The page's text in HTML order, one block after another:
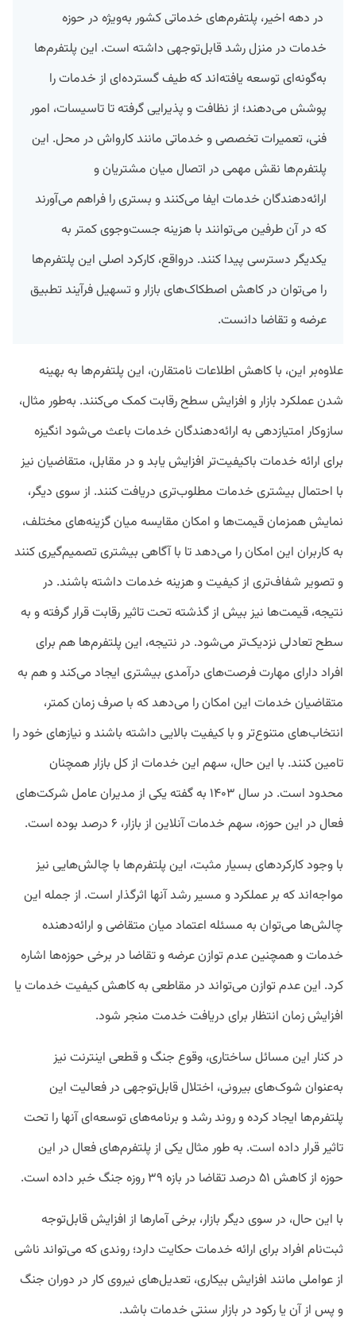
در دهه اخیر، پلتفرم‌های خدماتی کشور به‌ویژه در حوزه
خدمات در منزل رشد قابل‌توجهی داشته‌ است. این پلتفرم‌ها
به‌گونه‌ای توسعه یافته‌اند که طیف گسترده‌ای از خدمات را
پوشش می‌دهند؛ از نظافت و پذیرایی گرفته تا تاسیسات، امور
فنی، تعمیرات تخصصی و خدماتی مانند کارواش در محل. این
پلتفرم‌ها نقش مهمی در اتصال میان مشتریان و
ارائه‌دهندگان خدمات ایفا می‌کنند و بستری را فراهم می‌آورند
که در آن طرفین می‌توانند با هزینه جست‌وجوی کمتر به
یکدیگر دسترسی پیدا کنند. درواقع، کارکرد اصلی این پلتفرم‌ها
را می‌توان در کاهش اصطکاک‌های بازار و تسهیل فرآیند تطبیق
عرضه و تقاضا دانست.
علاوه‌بر این، با کاهش اطلاعات نامتقارن، این پلتفرم‌ها به بهینه‌
شدن عملکرد بازار و افزایش سطح رقابت کمک می‌کنند. به‌طور مثال،
سازوکار امتیازدهی به ارائه‌دهندگان خدمات باعث می‌شود انگیزه
برای ارائه خدمات باکیفیت‌تر افزایش یابد و در مقابل، متقاضیان نیز
با احتمال بیشتری خدمات مطلوب‌تری دریافت کنند. از سوی دیگر،
نمایش همزمان قیمت‌ها و امکان مقایسه میان گزینه‌های مختلف،
به کاربران این امکان را می‌دهد تا با آگاهی بیشتری تصمیم‌گیری کنند
و تصویر شفاف‌تری از کیفیت و هزینه خدمات داشته باشند. در
نتیجه، قیمت‌ها نیز بیش از گذشته تحت تاثیر رقابت قرار گرفته و به
سطح تعادلی نزدیک‌تر می‌شود. در نتیجه، این پلتفرم‌ها هم برای
افراد دارای مهارت فرصت‌های درآمدی بیشتری ایجاد می‌کند و هم به
متقاضیان خدمات این امکان را می‌دهد که با صرف زمان کمتر،
انتخاب‌های متنوع‌تر و با کیفیت بالایی داشته باشند و نیازهای خود را
تامین کنند. با این حال، سهم این خدمات از کل بازار همچنان
محدود است. در سال ۱۴۰۳ به گفته یکی از مدیران عامل شرکت‌های
فعال در این حوزه، سهم خدمات آنلاین از بازار، ۶ درصد بوده است.
با وجود کارکردهای بسیار مثبت، این پلتفرم‌ها با چالش‌هایی نیز
مواجه‌اند که بر عملکرد و مسیر رشد آنها اثرگذار است. از جمله این
چالش‌ها می‌توان به مسئله اعتماد میان متقاضی و ارائه‌دهنده
خدمات و همچنین عدم توازن عرضه و تقاضا در برخی حوزه‌ها اشاره
کرد. این عدم توازن می‌تواند در مقاطعی به کاهش کیفیت خدمات یا
افزایش زمان انتظار برای دریافت خدمت منجر شود.
در کنار این مسائل ساختاری، وقوع جنگ و قطعی اینترنت نیز
به‌عنوان شوک‌های بیرونی، اختلال قابل‌توجهی در فعالیت این
پلتفرم‌ها ایجاد کرده و روند رشد و برنامه‌های توسعه‌ای آنها را تحت
تاثیر قرار داده است. به طور مثال یکی از پلتفرم‌های فعال در این
حوزه از کاهش ۵۱ درصد تقاضا در بازه ۳۹ روزه جنگ خبر داده است.
با این حال، در سوی دیگر بازار، برخی آمارها از افزایش قابل‌توجه
ثبت‌نام افراد برای ارائه خدمات حکایت دارد؛ روندی که می‌تواند ناشی
از عواملی مانند افزایش بیکاری، تعدیل‌های نیروی کار در دوران جنگ
و پس از آن یا رکود در بازار سنتی خدمات باشد.